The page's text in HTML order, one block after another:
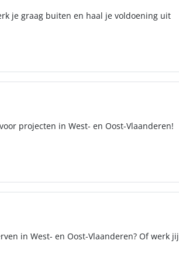
je graag buiten en haal je voldoening uit
projecten in West- en Oost-Vlaanderen!
in West- en Oost-Vlaanderen? Of werk jij